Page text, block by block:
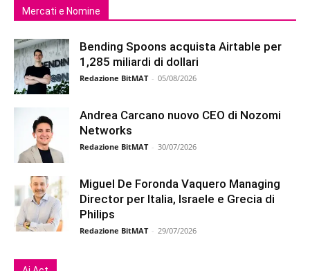
Mercati e Nomine
Bending Spoons acquista Airtable per
1,285 miliardi di dollari
Redazione BitMAT - 05/08/2026
Andrea Carcano nuovo CEO di Nozomi
Networks
Redazione BitMAT - 30/07/2026
Miguel De Foronda Vaquero Managing
Director per Italia, Israele e Grecia di
Philips
Redazione BitMAT - 29/07/2026